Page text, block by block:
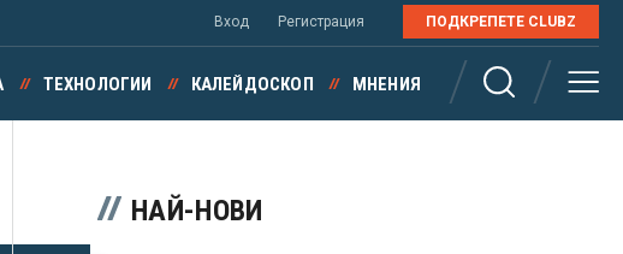
Вход Регистрация ПОДКРЕПЕТЕ CLUBZ
ТЕХНОЛОГИИ КАЛЕЙДОСКОП МНЕНИЯ
НАЙ-НОВИ